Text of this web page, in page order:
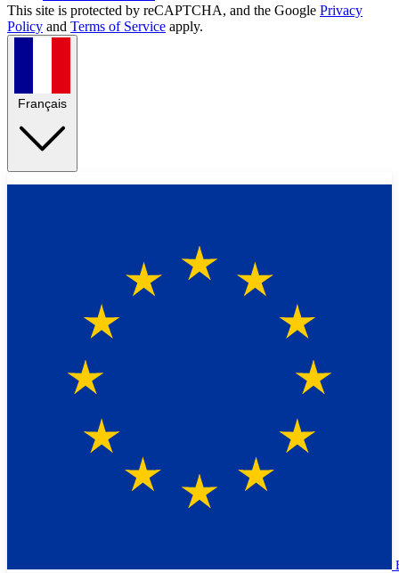
This site is protected by reCAPTCHA, and the Google Privacy
Policy and Terms of Service apply.
Français